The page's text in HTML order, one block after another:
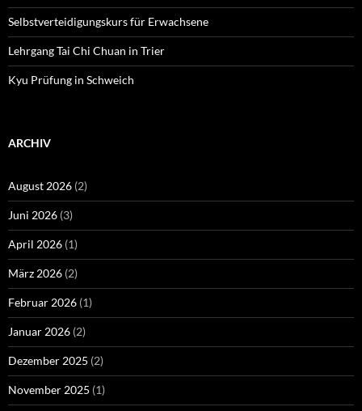
Selbstverteidigungskurs für Erwachsene
Lehrgang Tai Chi Chuan in Trier
Kyu Prüfung in Schweich
ARCHIV
August 2026 (2)
Juni 2026 (3)
April 2026 (1)
März 2026 (2)
Februar 2026 (1)
Januar 2026 (2)
Dezember 2025 (2)
November 2025 (1)